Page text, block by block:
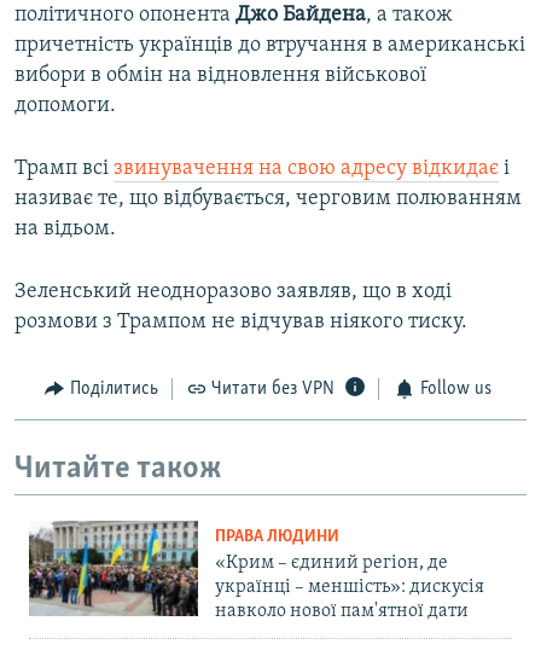
політичного опонента Джо Байдена, а також
причетність українців до втручання в американські
вибори в обмін на відновлення військової
допомоги.
Трамп всі звинувачення на свою адресу відкидає і
називає те, що відбувається, черговим полюванням
на відьом.
Зеленський неодноразово заявляв, що в ході
розмови з Трампом не відчував ніякого тиску.
Поділитись Читати без VPN Follow us
Читайте також
ПРАВА ЛЮДИНИ
«Крим – єдиний регіон, де
українці – меншість»: дискусія
навколо нової пам'ятної дати